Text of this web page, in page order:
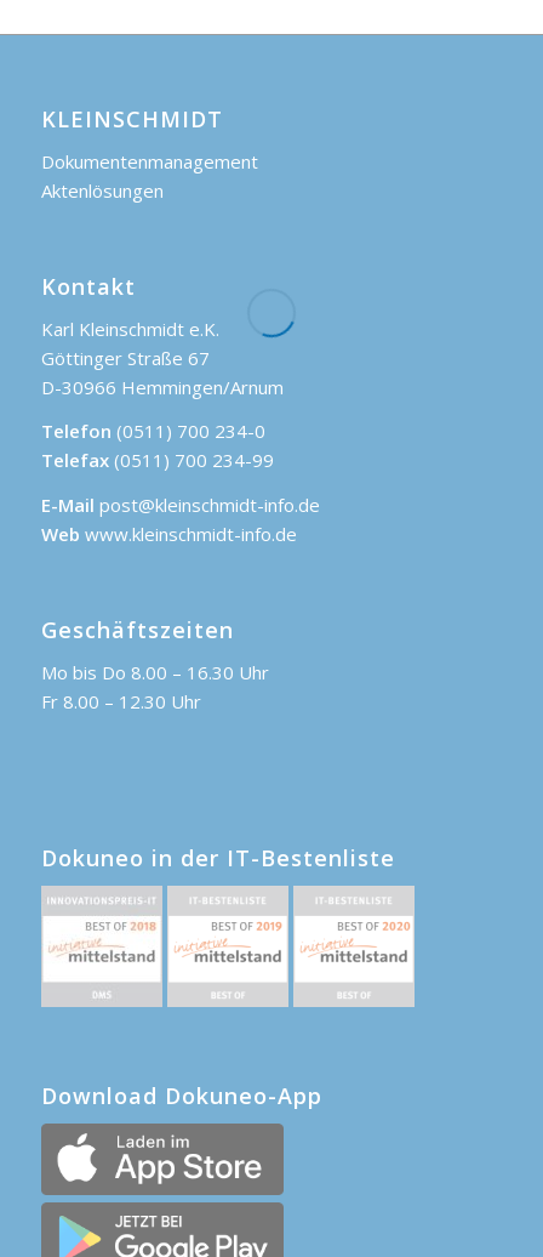
KLEINSCHMIDT
Dokumentenmanagement
Aktenlösungen
Kontakt
Karl Kleinschmidt e.K.
Göttinger Straße 67
D-30966 Hemmingen/Arnum
Telefon (0511) 700 234-0
Telefax(0511) 700 234-99
E-Mail post@kleinschmidt-info.de
Web www.kleinschmidt-info.de
Geschäftszeiten
Mo bis Do 8.00 – 16.30 Uhr
Fr 8.00 – 12.30 Uhr
Dokuneo in der IT-Bestenliste
Download Dokuneo-App